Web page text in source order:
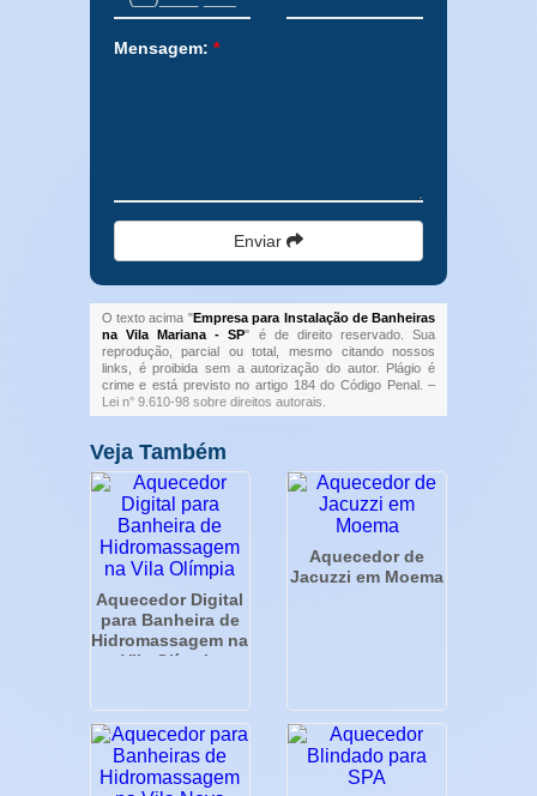
Mensagem: *
Enviar
O texto acima "Empresa para Instalação de Banheiras
na Vila Mariana - SP" é de direito reservado. Sua
reprodução, parcial ou total, mesmo citando nossos
links, é proibida sem a autorização do autor. Plágio é
crime e está previsto no artigo 184 do Código Penal. –
Lei n° 9.610-98 sobre direitos autorais
Veja Também
Aquecedor Digital
para Banheira de
Hidromassagem na
Vila Olímpia
Aquecedor de
Jacuzzi em Moema